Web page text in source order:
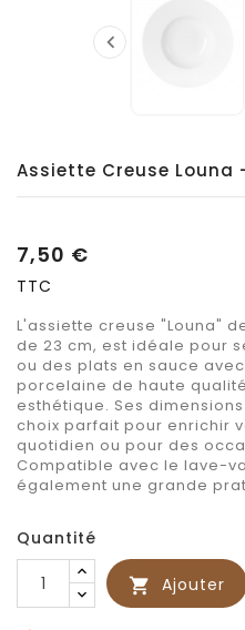

Assiette Creuse Louna -
7,50 €
TTC
L'assiette creuse "Louna"
de 23 cm, est idéale pour
ou des plats en sauce
porcelaine de haute
esthétique. Ses
choix parfait pour enrichir
quotidien ou pour des
Compatible avec le lave-
également une grande
Quantité
 Ajouter